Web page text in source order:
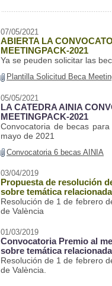
07/05/2021
ABIERTA LA
MEETINGPACK-2021
Ya se peuden solicitar las
Plantilla Solicitud Beca
05/05/2021
LA CATEDRA AINIA
MEETINGPACK-2021
Convocatoria de becas
mayo de 2021
Convocatoria 6 becas AINIA
03/04/2019
Propuesta de resolución
sobre temática
Resolución de 1 de febrero
de València
01/03/2019
Convocatoria Premio al
sobre temática
Resolución de 1 de febrero
de València.